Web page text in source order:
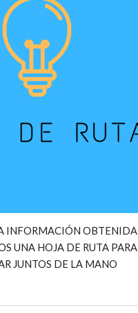
INFORMACIÓN OBTENIDA
UNA HOJA DE RUTA PARA
JUNTOS DE LA MANO